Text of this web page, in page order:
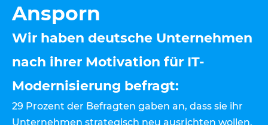
Ansporn
Wir haben deutsche Unternehmen
nach ihrer Motivation für IT-
Modernisierung befragt:
29 Prozent der Befragten gaben an, dass sie ihr
Unternehmen strategisch neu ausrichten wollen.